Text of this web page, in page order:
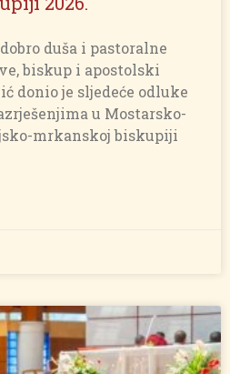
duša i pastoralne
biskup i apostolski
donio je sljedeće odluke
u Mostarsko-
mrkanskoj biskupiji